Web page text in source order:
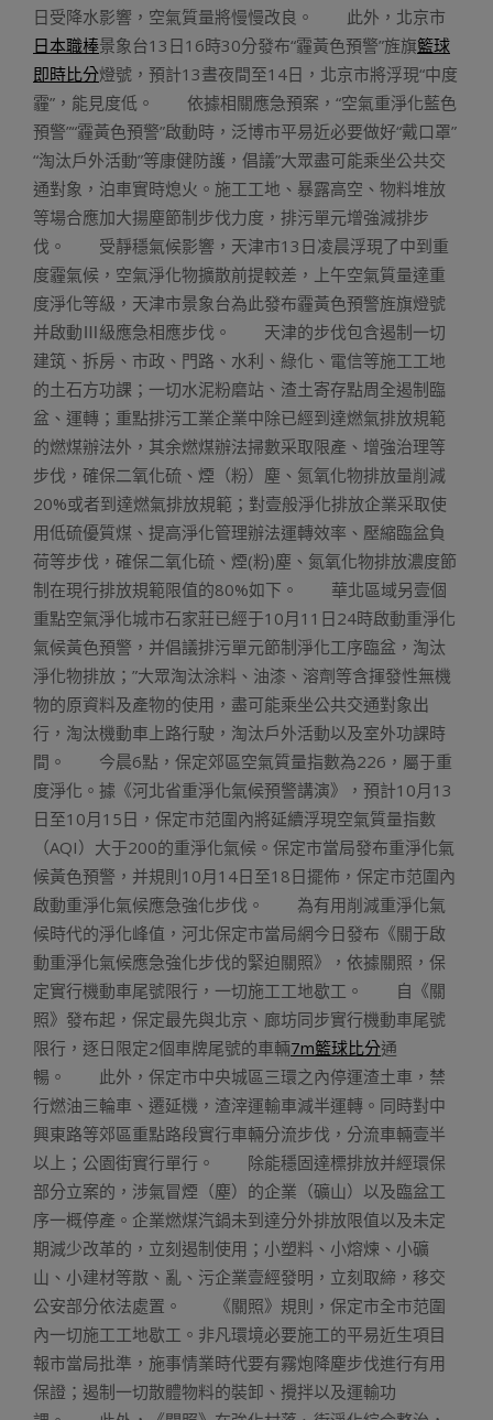
日受降水影響，空氣質量將慢慢改良。 此外，北京市
日本職棒景象台13日16時30分發布“霾黃色預警”旌旗籃球
即時比分燈號，預計13晝夜間至14日，北京市將浮現“中度
霾”，能見度低。 依據相關應急預案，“空氣重淨化藍色
預警”“霾黃色預警”啟動時，泛博市平易近必要做好“戴口罩”
“淘汰戶外活動”等康健防護，倡議”大眾盡可能乘坐公共交
通對象，泊車實時熄火。施工工地、暴露高空、物料堆放
等場合應加大揚塵節制步伐力度，排污單元增強減排步
伐。 受靜穩氣候影響，天津市13日凌晨浮現了中到重
度霾氣候，空氣淨化物擴散前提較差，上午空氣質量達重
度淨化等級，天津市景象台為此發布霾黃色預警旌旗燈號
并啟動Ⅲ級應急相應步伐。 天津的步伐包含遏制一切
建筑、拆房、市政、門路、水利、綠化、電信等施工工地
的土石方功課；一切水泥粉磨站、渣土寄存點周全遏制臨
盆、運轉；重點排污工業企業中除已經到達燃氣排放規範
的燃煤辦法外，其余燃煤辦法掃數采取限產、增強治理等
步伐，確保二氧化硫、煙（粉）塵、氮氧化物排放量削減
20%或者到達燃氣排放規範；對壹般淨化排放企業采取使
用低硫優質煤、提高淨化管理辦法運轉效率、壓縮臨盆負
荷等步伐，確保二氧化硫、煙(粉)塵、氮氧化物排放濃度節
制在現行排放規範限值的80%如下。 華北區域另壹個
重點空氣淨化城市石家莊已經于10月11日24時啟動重淨化
氣候黃色預警，并倡議排污單元節制淨化工序臨盆，淘汰
淨化物排放；”大眾淘汰涂料、油漆、溶劑等含揮發性無機
物的原資料及產物的使用，盡可能乘坐公共交通對象出
行，淘汰機動車上路行駛，淘汰戶外活動以及室外功課時
間。 今晨6點，保定郊區空氣質量指數為226，屬于重
度淨化。據《河北省重淨化氣候預警講演》，預計10月13
日至10月15日，保定市范圍內將延續浮現空氣質量指數
（AQI）大于200的重淨化氣候。保定市當局發布重淨化氣
候黃色預警，并規則10月14日至18日擺佈，保定市范圍內
啟動重淨化氣候應急強化步伐。 為有用削減重淨化氣
候時代的淨化峰值，河北保定市當局網今日發布《關于啟
動重淨化氣候應急強化步伐的緊迫關照》，依據關照，保
定實行機動車尾號限行，一切施工工地歇工。 自《關
照》發布起，保定最先與北京、廊坊同步實行機動車尾號
限行，逐日限定2個車牌尾號的車輛7m籃球比分通
暢。 此外，保定市中央城區三環之內停運渣土車，禁
行燃油三輪車、遷延機，渣滓運輸車減半運轉。同時對中
興東路等郊區重點路段實行車輛分流步伐，分流車輛壹半
以上；公園街實行單行。 除能穩固達標排放并經環保
部分立案的，涉氣冒煙（塵）的企業（礦山）以及臨盆工
序一概停產。企業燃煤汽鍋未到達分外排放限值以及未定
期減少改革的，立刻遏制使用；小塑料、小熔煉、小礦
山、小建材等散、亂、污企業壹經發明，立刻取締，移交
公安部分依法處置。 《關照》規則，保定市全市范圍
內一切施工工地歇工。非凡環境必要施工的平易近生項目
報市當局批準，施事情業時代要有霧炮降塵步伐進行有用
保證；遏制一切散體物料的裝卸、攪拌以及運輸功